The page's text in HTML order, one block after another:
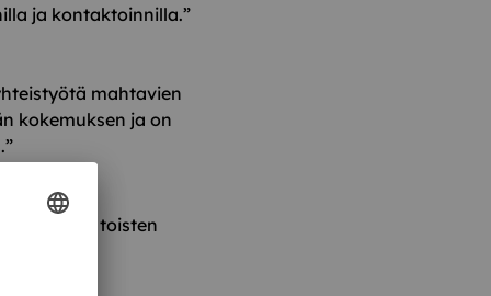
ja kontaktoinnilla.”
mahtavien
kokemuksen ja on
arvostaa toisten